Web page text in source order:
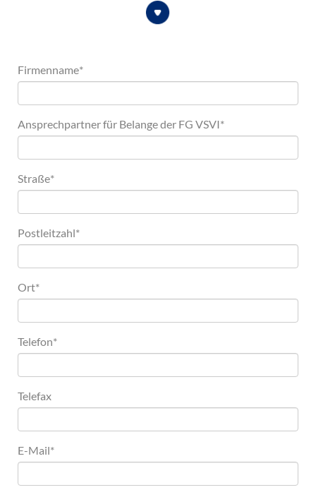
Firmenname*
Ansprechpartner für Belange der FG VSVI*
Straße*
Postleitzahl*
Ort*
Telefon*
Telefax
E-Mail*